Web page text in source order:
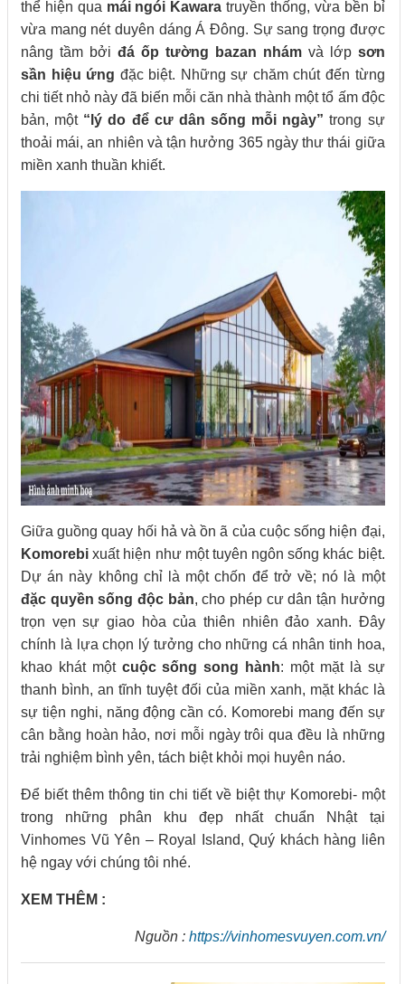
thể hiện qua mái ngói Kawara truyền thống, vừa bền bỉ
vừa mang nét duyên dáng Á Đông. Sự sang trọng được
nâng tầm bởi đá ốp tường bazan nhámvà lớp sơn
sần hiệu ứng đặc biệt. Những sự chăm chút đến từng
chi tiết nhỏ này đã biến mỗi căn nhà thành một tổ ấm độc
bản, một “lý do để cư dân sống mỗi ngày” trong sự
thoải mái, an nhiên và tận hưởng 365 ngày thư thái giữa
miền xanh thuần khiết.
Giữa guồng quay hối hả và ồn ã của cuộc sống hiện đại,
Komorebi xuất hiện như một tuyên ngôn sống khác biệt.
Dự án này không chỉ là một chốn để trở về; nó là một
đặc quyền sống độc bản, cho phép cư dân tận hưởng
trọn vẹn sự giao hòa của thiên nhiên đảo xanh. Đây
chính là lựa chọn lý tưởng cho những cá nhân tinh hoa,
khao khát một cuộc sống song hành: một mặt là sự
thanh bình, an tĩnh tuyệt đối của miền xanh, mặt khác là
sự tiện nghi, năng động cần có. Komorebi mang đến sự
cân bằng hoàn hảo, nơi mỗi ngày trôi qua đều là những
trải nghiệm bình yên, tách biệt khỏi mọi huyên náo.
Để biết thêm thông tin chi tiết về biệt thự Komorebi- một
trong những phân khu đẹp nhất chuẩn Nhật tại
Vinhomes Vũ Yên – Royal Island, Quý khách hàng liên
hệ ngay với chúng tôi nhé.
XEM THÊM :
Nguồn : https://vinhomesvuyen.com.vn/